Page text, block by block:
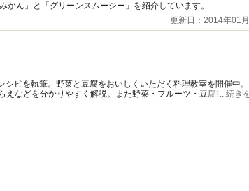
ん」と「グリーンスムージー」を紹介しています。
更新日：2014年01
シピを執筆。野菜と豆腐をおいしくいただく料理教室を開催中
などを分かりやすく解説。また野菜・フルーツ・豆腐製品を
...続き